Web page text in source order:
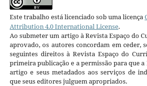
Este trabalho está licenciado sob uma licença
Attribution 4.0 International License.
Ao submeter um artigo à Revista Espaço do
aprovado, os autores concordam em ceder,
seguintes direitos à Revista Espaço do
primeira publicação e a permissão para que a
artigo e seus metadados aos serviços de
que seus editores julguem apropriados.